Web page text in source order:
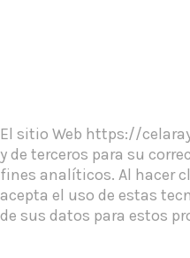
El sitio Web https://
y de terceros para su
fines analíticos. Al hacer
acepta el uso de estas
de sus datos para estos